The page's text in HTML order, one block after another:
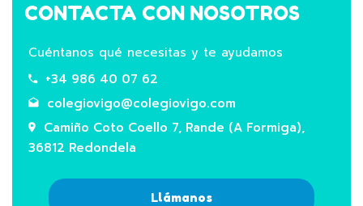
CONTACTA CON NOSOTROS
Cuéntanos qué necesitas y te ayudamos
+34 986 40 07 62
colegiovigo@colegiovigo.com
Camiño Coto Coello 7, Rande (A Formiga),
36812 Redondela
Llámanos